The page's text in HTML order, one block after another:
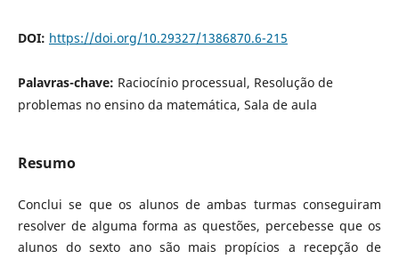
DOI: https://doi.org/10.29327/1386870.6-215
Palavras-chave: Raciocínio processual, Resolução de
problemas no ensino da matemática, Sala de aula
Resumo
Conclui se que os alunos de ambas turmas conseguiram
resolver de alguma forma as questões, percebesse que os
alunos do sexto ano são mais propícios a recepção de